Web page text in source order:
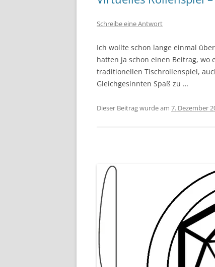
Schreibe eine Antwort
Ich wollte schon lange einmal
hatten ja schon einen Beitrag, wo
traditionellen Tischrollenspiel,
Gleichgesinnten Spaß zu …
Dieser Beitrag wurde am 7. Dezember